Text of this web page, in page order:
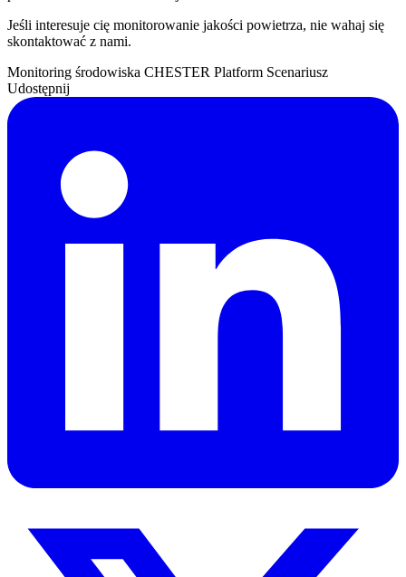
Jeśli interesuje cię monitorowanie jakości powietrza, nie wahaj się
skontaktować z nami.
Monitoring środowiska CHESTER Platform Scenariusz
Udostępnij